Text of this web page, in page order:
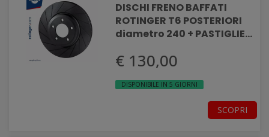
DISCHI FRENO BAFFATI
ROTINGER T6 POSTERIORI
diametro 240 + PASTIGLIE
€ 130,00
DISPONIBILE IN 5 GIORNI
SCOPRI